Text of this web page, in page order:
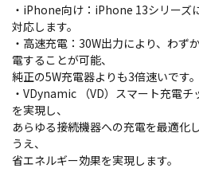
・iPhone向け：iPhone 13シリーズ
対応します。
・高速充電：30W出力により、わ
電することが可能、
純正の5W充電器よりも3倍速いです。
・VDynamic （VD）スマート充電
を実現し、
あらゆる接続機器への充電を最適化
うえ、
省エネルギー効果を実現します。